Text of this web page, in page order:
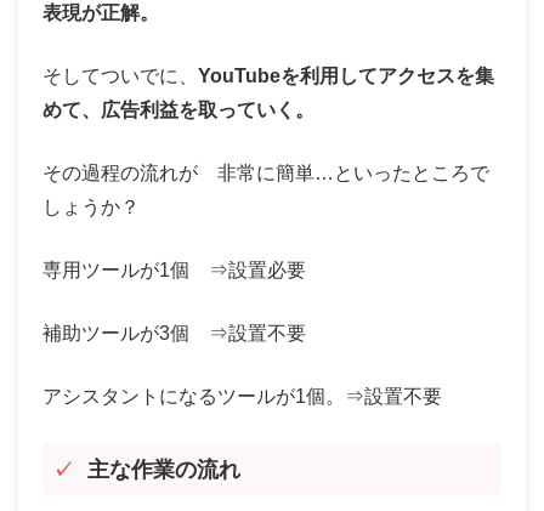
表現が正解。
そしてついでに、 YouTubeを利用してアクセスを集
めて、広告利益を取っていく。
その過程の流れが 非常に簡単…といったところで
しょうか？
専用ツールが1個 ⇒設置必要
補助ツールが3個 ⇒設置不要
アシスタントになるツールが1個。⇒設置不要
主な作業の流れ